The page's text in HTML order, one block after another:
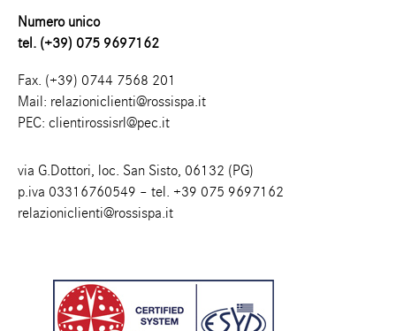
Numero unico
tel. (+39) 075 9697162
Fax. (+39) 0744 7568 201
Mail: relazioniclienti@rossispa.it
PEC: clientirossisrl@pec.it
via G.Dottori, loc. San Sisto, 06132 (PG)
p.iva 03316760549 – tel. +39 075 9697162
relazioniclienti@rossispa.it